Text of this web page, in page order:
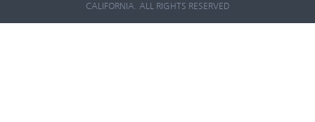
CALIFORNIA. ALL RIGHTS RESERVED